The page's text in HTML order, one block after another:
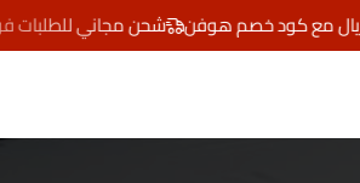
شحن مجاني للطلبات فوق 299 ريال مع كود خصم هوفن